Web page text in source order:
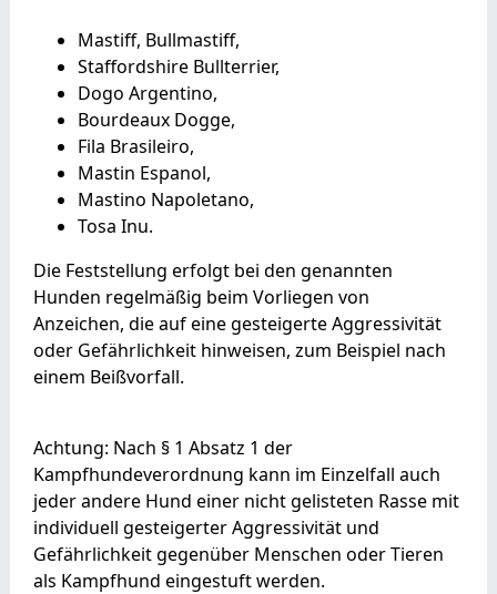
Mastiff, Bullmastiff,
Staffordshire Bullterrier,
Dogo Argentino,
Bourdeaux Dogge,
Fila Brasileiro,
Mastin Espanol,
Mastino Napoletano,
Tosa Inu.
Die Feststellung erfolgt bei den genannten
Hunden regelmäßig beim Vorliegen von
Anzeichen, die auf eine gesteigerte Aggressivität
oder Gefährlichkeit hinweisen, zum Beispiel nach
einem Beißvorfall.
Achtung: Nach § 1 Absatz 1 der
Kampfhundeverordnung kann im Einzelfall auch
jeder andere Hund einer nicht gelisteten Rasse mit
individuell gesteigerter Aggressivität und
Gefährlichkeit gegenüber Menschen oder Tieren
als Kampfhund eingestuft werden.